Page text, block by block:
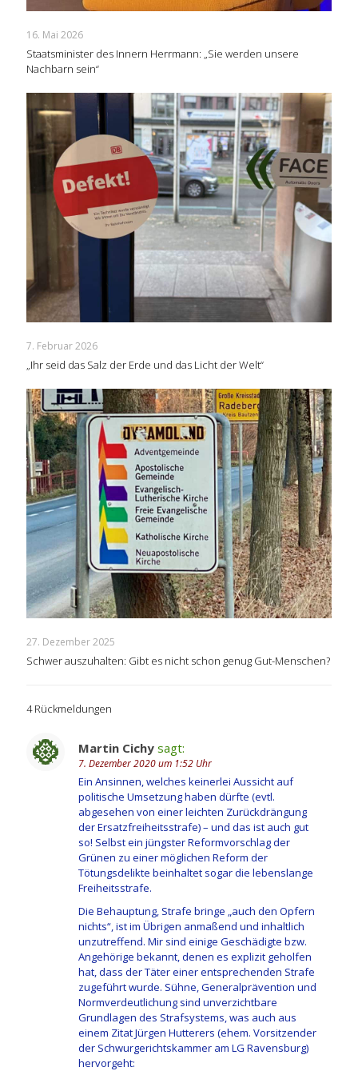
16. Mai 2026
Staatsminister des Innern Herrmann: „Sie werden unsere
Nachbarn sein“
7. Februar 2026
„Ihr seid das Salz der Erde und das Licht der Welt“
27. Dezember 2025
Schwer auszuhalten: Gibt es nicht schon genug Gut-Menschen?
4 Rückmeldungen
Martin Cichy sagt:
7. Dezember 2020 um 1:52 Uhr
Ein Ansinnen, welches keinerlei Aussicht auf
politische Umsetzung haben dürfte (evtl.
abgesehen von einer leichten Zurückdrängung
der Ersatzfreiheitsstrafe) – und das ist auch gut
so! Selbst ein jüngster Reformvorschlag der
Grünen zu einer möglichen Reform der
Tötungsdelikte beinhaltet sogar die lebenslange
Freiheitsstrafe.
Die Behauptung, Strafe bringe „auch den Opfern
nichts“, ist im Übrigen anmaßend und inhaltlich
unzutreffend. Mir sind einige Geschädigte bzw.
Angehörige bekannt, denen es explizit geholfen
hat, dass der Täter einer entsprechenden Strafe
zugeführt wurde. Sühne, Generalprävention und
Normverdeutlichung sind unverzichtbare
Grundlagen des Strafsystems, was auch aus
einem Zitat Jürgen Hutterers (ehem. Vorsitzender
der Schwurgerichtskammer am LG Ravensburg)
hervorgeht: